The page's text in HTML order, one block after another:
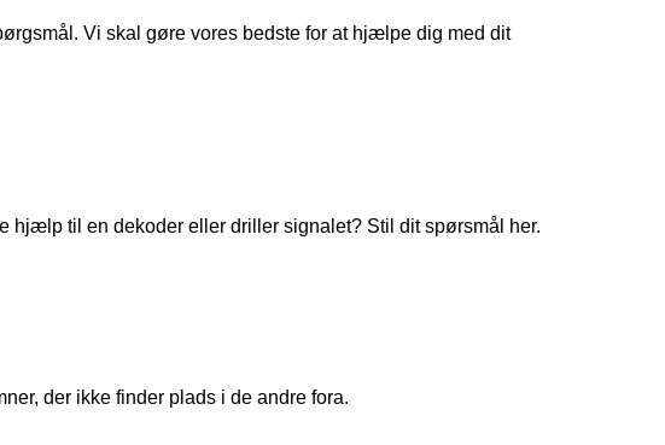
Vi skal gøre vores bedste for at hjælpe dig med dit
hjælp til en dekoder eller driller signalet? Stil dit spørsmål her.
der ikke finder plads i de andre fora.